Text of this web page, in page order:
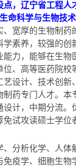
点，辽宁省工程人
命科学与生物技术
宽厚的生物制药
学素养，较强的创
力，能够在生物
位、高等医药院校
设计、技术创新
药专门人才。本
设计，中期分流。
试攻读硕士学位
、分析化学、人体
疫学、细胞生物